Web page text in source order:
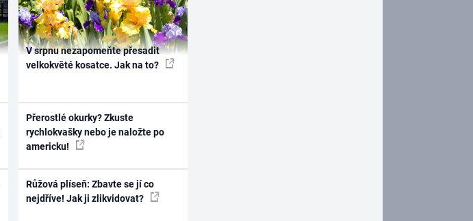
V srpnu nezapomeňte přesadit
velkokvěté kosatce. Jak na to?
Přerostlé okurky? Zkuste
rychlokvašky nebo je naložte po
americku!
Růžová plíseň: Zbavte se jí co
nejdříve! Jak ji zlikvidovat?